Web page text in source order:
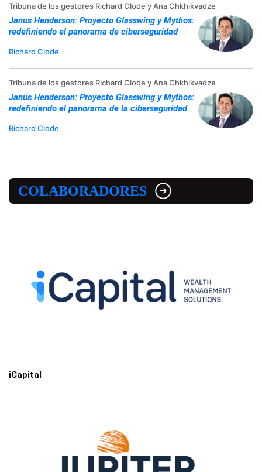
Tribuna de los gestores Richard Clode y Ana Chkhikvadze
Janus Henderson: Proyecto Glasswing y Mythos:
redefiniendo el panorama de ciberseguridad
Richard Clode
Tribuna de los gestores Richard Clode y Ana Chkhikvadze
Janus Henderson: Proyecto Glasswing y Mythos:
redefiniendo el panorama de la ciberseguridad
Richard Clode
COLABORADORES
iCapital